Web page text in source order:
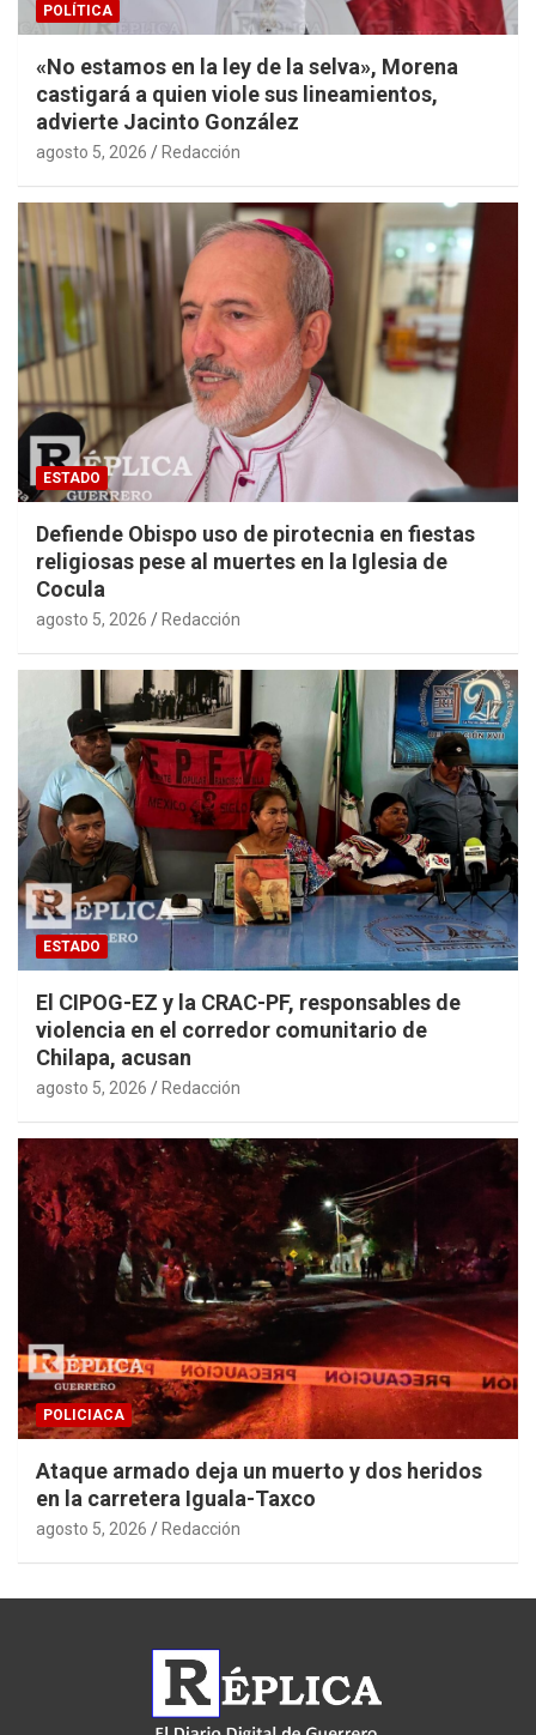
POLÍTICA
«No estamos en la ley de la selva», Morena
castigará a quien viole sus lineamientos,
advierte Jacinto González
agosto 5, 2026 Redacción
ESTADO
Defiende Obispo uso de pirotecnia en fiestas
religiosas pese al muertes en la Iglesia de
Cocula
agosto 5, 2026 Redacción
ESTADO
El CIPOG-EZ y la CRAC-PF, responsables de
violencia en el corredor comunitario de
Chilapa, acusan
agosto 5, 2026 Redacción
POLICIACA
Ataque armado deja un muerto y dos heridos
en la carretera Iguala-Taxco
agosto 5, 2026 Redacción